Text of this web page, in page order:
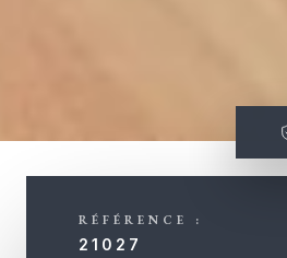
RÉFÉRENCE :
21027